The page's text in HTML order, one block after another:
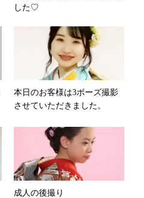
した♡
本日のお客様は3ポーズ撮影
させていただきました。
成人の後撮り